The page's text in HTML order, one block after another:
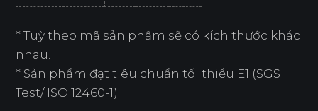
* Tuỳ theo mã sản phẩm sẽ có kích thước khác
nhau.
* Sản phẩm đạt tiêu chuẩn tối thiểu E1 (SGS
Test/ ISO 12460-1).